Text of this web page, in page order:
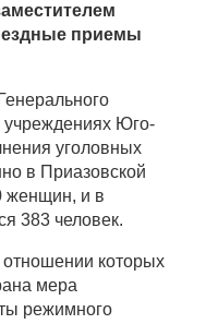
приемы
Юго-
уголовных
в Приазовской
женщин, и в
383 человек.
которых
мера
режимного